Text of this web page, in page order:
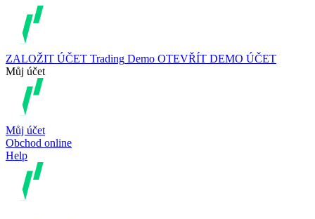
ZALOŽIT ÚČET Trading Demo OTEVŘÍT DEMO ÚČET
Můj účet
Můj účet
Obchod online
Help